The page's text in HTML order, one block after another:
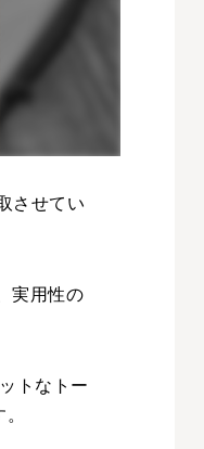
させてい
実用性の
トなトー